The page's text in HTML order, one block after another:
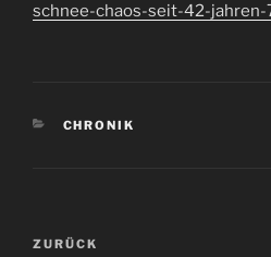
schnee-chaos-seit-42-
KATEGORIEN
CHRONIK
Beitrags-
Vorheriger
ZURÜCK